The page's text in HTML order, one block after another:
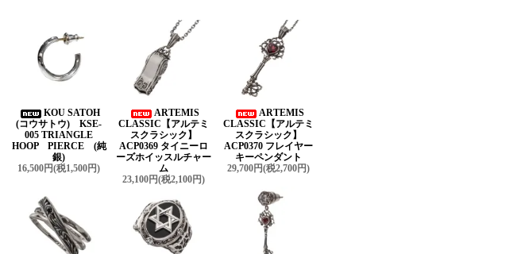
KOU SATOH
(コウサトウ) KSE-
005 TRIANGLE
HOOP PIERCE (純
銀)
16,500円(税1,500円)
ARTEMIS
CLASSIC【アルテミ
スクラシック】
ACP0369 タイニーロ
ーズホイッスルチャー
ム
23,100円(税2,100円)
ARTEMIS
CLASSIC【アルテミ
スクラシック】
ACP0370 フレイヤー
キーペンダント
29,700円(税2,700円)